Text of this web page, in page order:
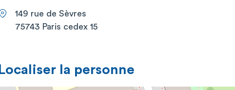
149 rue de Sèvres
75743 Paris cedex 15
Localiser la personne